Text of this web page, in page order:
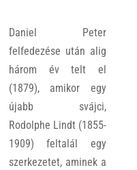
Daniel Peter
felfedezése után alig
három év telt el
(1879), amikor egy
újabb svájci,
Rodolphe Lindt (1855-
1909) feltalál egy
szerkezetet, aminek a